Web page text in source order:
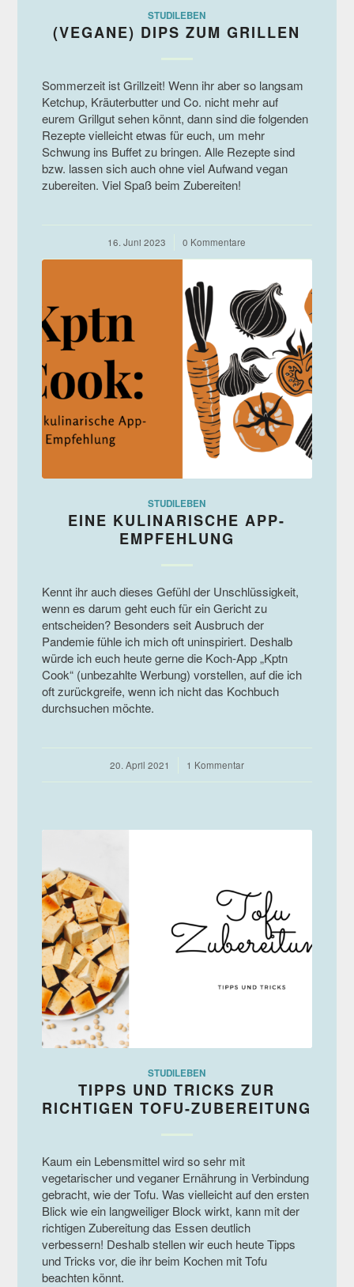
STUDILEBEN
(VEGANE) DIPS ZUM GRILLEN
Sommerzeit ist Grillzeit! Wenn ihr aber so langsam
Ketchup, Kräuterbutter und Co. nicht mehr auf
eurem Grillgut sehen könnt, dann sind die folgenden
Rezepte vielleicht etwas für euch, um mehr
Schwung ins Buffet zu bringen. Alle Rezepte sind
bzw. lassen sich auch ohne viel Aufwand vegan
zubereiten. Viel Spaß beim Zubereiten!
16. Juni 2023
/ 0 Kommentare
STUDILEBEN
EINE KULINARISCHE APP-
EMPFEHLUNG
Kennt ihr auch dieses Gefühl der Unschlüssigkeit,
wenn es darum geht euch für ein Gericht zu
entscheiden? Besonders seit Ausbruch der
Pandemie fühle ich mich oft uninspiriert. Deshalb
würde ich euch heute gerne die Koch-App „Kptn
Cook“ (unbezahlte Werbung) vorstellen, auf die ich
oft zurückgreife, wenn ich nicht das Kochbuch
durchsuchen möchte.
20. April 2021
/ 1 Kommentar
STUDILEBEN
TIPPS UND TRICKS ZUR
RICHTIGEN TOFU-ZUBEREITUNG
Kaum ein Lebensmittel wird so sehr mit
vegetarischer und veganer Ernährung in Verbindung
gebracht, wie der Tofu. Was vielleicht auf den ersten
Blick wie ein langweiliger Block wirkt, kann mit der
richtigen Zubereitung das Essen deutlich
verbessern! Deshalb stellen wir euch heute Tipps
und Tricks vor, die ihr beim Kochen mit Tofu
beachten könnt.